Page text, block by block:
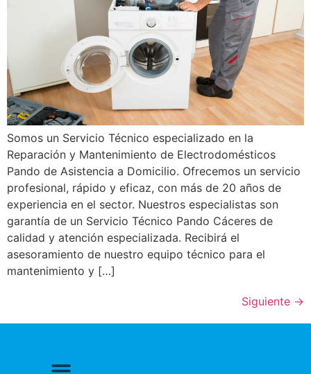
Somos un Servicio Técnico especializado en la
Reparación y Mantenimiento de Electrodomésticos
Pando de Asistencia a Domicilio. Ofrecemos un servicio
profesional, rápido y eficaz, con más de 20 años de
experiencia en el sector. Nuestros especialistas son
garantía de un Servicio Técnico Pando Cáceres de
calidad y atención especializada. Recibirá el
asesoramiento de nuestro equipo técnico para el
mantenimiento y […]
Siguiente →